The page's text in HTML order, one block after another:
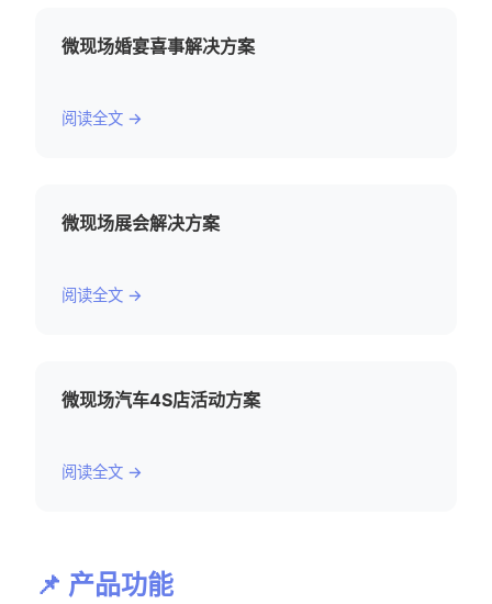
微现场婚宴喜事解决方案
阅读全文 →
微现场展会解决方案
阅读全文 →
微现场汽车4S店活动方案
阅读全文 →
📌 产品功能